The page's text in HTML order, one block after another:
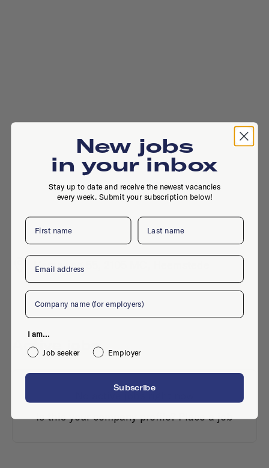
Herenweg 55, 2105 MC, Heemstede
Active jobs
Is this your company profile?Place a job
New jobs
in your inbox
Stay up to date and receive the newest vacancies
every week. Submit your subscription below!
First name Last name
Email
Company
I am...
Job seeker
Employer
Subscribe